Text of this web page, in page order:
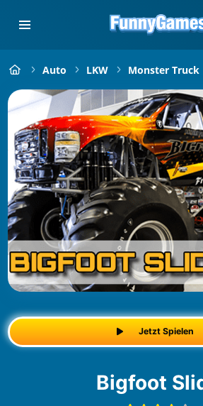
Auto LKW Monster Truck
Jetzt Spielen
Bigfoot